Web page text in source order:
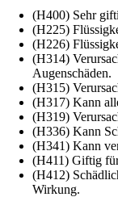
(H400) Sehr
(H225)
(H226)
(H314)
Augenschäden.
(H315)
(H317) Kann
(H319)
(H336) Kann
(H341) Kann
(H411) Giftig
(H412)
Wirkung.